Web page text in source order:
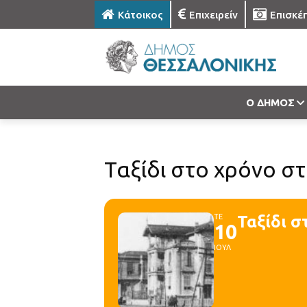
Κάτοικος Επιχειρείν
Ο ΔΗΜΟΣ
Ταξίδι στο χρόνο
ΤΕ
10
ΙΟΥΛ
Ταξίδι